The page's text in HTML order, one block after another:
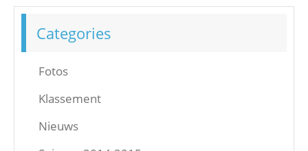
Categories
Fotos
Klassement
Nieuws